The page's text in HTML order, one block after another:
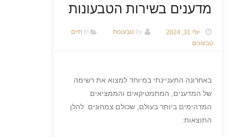
מדענים בשירות הטבעונות
יולי 31, 2024 by טבעונות
חיים
טבעונים
באחרונה התעניינתי במיוחד למצוא את רשימה
של המדענים, המתמטיקאים והממציאים
המדהימים ביותר בעולם, שכולם צמחונים. להלן
התוצאות: